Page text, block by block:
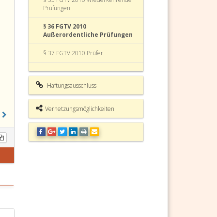
Prüfungen
§ 36 FGTV 2010
Außerordentliche Prüfungen
§ 37 FGTV 2010 Prüfer
§ 38 FGTV 2010 Dokumentation
§ 39 FGTV 2010 Behebung von
Mängeln
§ 40 FGTV 2010 Inkrafttreten
§ 41 FGTV 2010
Übergangsbestimmungen
Haftungsausschluss
Vernetzungsmöglichkeiten